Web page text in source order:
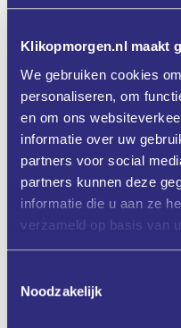
Klikopmorgen.nl maakt
We gebruiken cookies
personaliseren, om
en om ons
informatie over uw
partners voor social
partners kunnen deze
informatie die u aan ze
verzameld op basis van
Noodzakelijk
Het event en de locatie
16.30 uur|Keynote
Ander de Keijzer, lector
Hij neemt ons mee in het
robotisering, waarbij de
Netwerkpauze
Vanaf 17.00 uur:
Teun Luijken over
praktijk van een
FTC Team
Stijn Nulle over Team